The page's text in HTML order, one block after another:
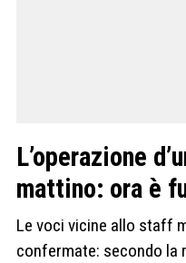
L’operazione
mattino: ora è
Le voci vicine allo staff
confermate: secondo la